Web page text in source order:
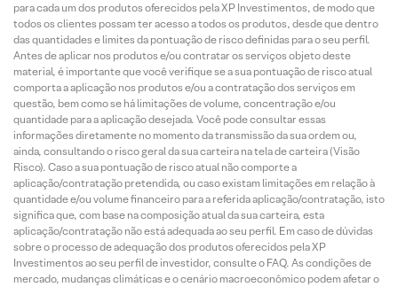
para cada um dos produtos oferecidos pela XP Investimentos, de modo que
todos os clientes possam ter acesso a todos os produtos, desde que dentro
das quantidades e limites da pontuação de risco definidas para o seu perfil.
Antes de aplicar nos produtos e/ou contratar os serviços objeto deste
material, é importante que você verifique se a sua pontuação de risco atual
comporta a aplicação nos produtos e/ou a contratação dos serviços em
questão, bem como se há limitações de volume, concentração e/ou
quantidade para a aplicação desejada. Você pode consultar essas
informações diretamente no momento da transmissão da sua ordem ou,
ainda, consultando o risco geral da sua carteira na tela de carteira (Visão
Risco). Caso a sua pontuação de risco atual não comporte a
aplicação/contratação pretendida, ou caso existam limitações em relação à
quantidade e/ou volume financeiro para a referida aplicação/contratação, isto
significa que, com base na composição atual da sua carteira, esta
aplicação/contratação não está adequada ao seu perfil. Em caso de dúvidas
sobre o processo de adequação dos produtos oferecidos pela XP
Investimentos ao seu perfil de investidor, consulte o FAQ. As condições de
mercado, mudanças climáticas e o cenário macroeconômico podem afetar o